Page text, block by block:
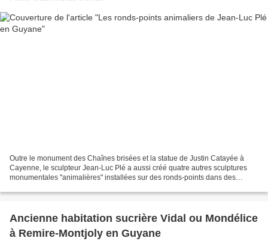
Outre le monument des Chaînes brisées et la statue de Justin Catayée à
Cayenne, le sculpteur Jean-Luc Plé a aussi créé quatre autres sculptures
monumentales "animalières" installées sur des ronds-points dans des
Ancienne habitation sucrière Vidal ou Mondélice
à Remire-Montjoly en Guyane